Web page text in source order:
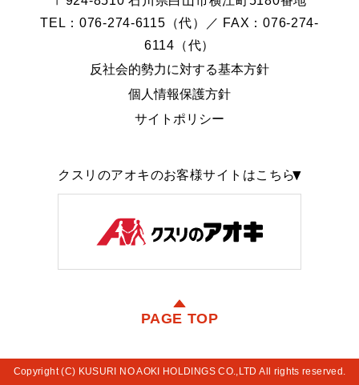
TEL：076-274-6115（代）／ FAX：076-274-
6114（代）
反社会的勢力に対する基本方針
個人情報保護方針
サイトポリシー
クスリのアオキのお客様サイトはこちら
PAGE TOP
Copyright (C) KUSURI NO AOKI HOLDINGS CO.,LTD All rights reserved.